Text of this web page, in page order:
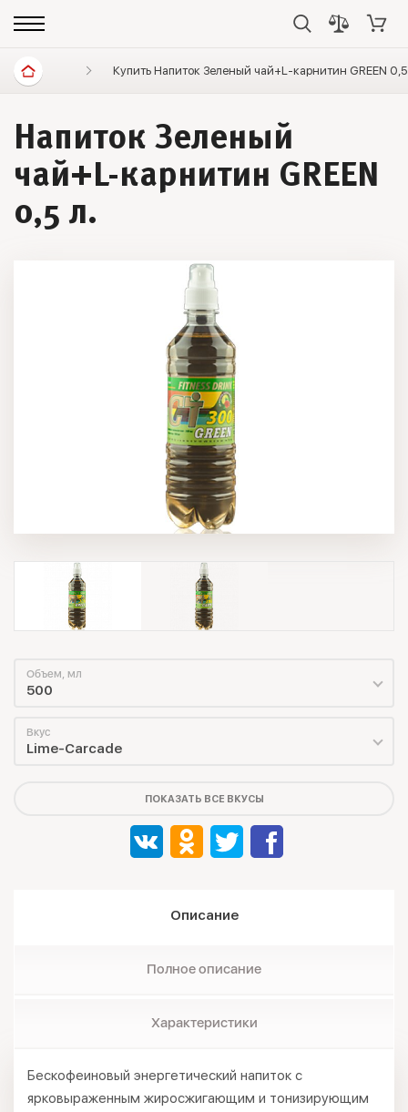
Диетические продукты Напитки без сахара,
Купить Напиток Зеленый чай+L-карнитин GREEN
Напиток Зеленый
чай+L-карнитин GREEN
0,5 л.
Объем, мл
500
Вкус
Lime-Carcade
ПОКАЗАТЬ ВСЕ ВКУСЫ
Описание
Полное описание
Характеристики
Бескофеиновый энергетический напиток с
ярковыраженным жиросжигающим и тонизирующим